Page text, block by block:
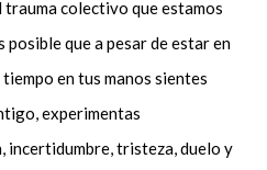
trauma colectivo que estamos
que a pesar de estar en
en tus manos sientes
experimentas
incertidumbre, tristeza, duelo y